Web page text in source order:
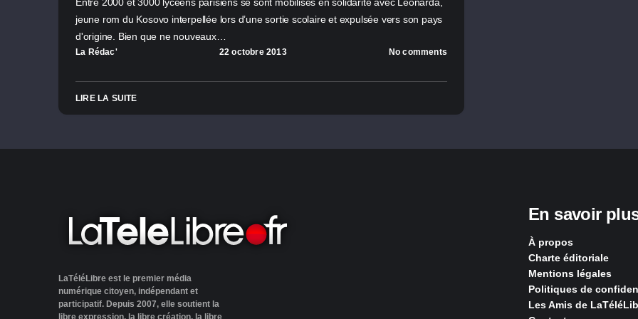
jeune rom du Kosovo interpellée lors d’une sortie scolaire et expulsée vers son pays
d'origine. Bien que ne nouveaux…
La Rédac' 22 octobre 2013 No comments
LIRE LA SUITE
LaTéléLibre est le premier média
numérique citoyen, indépendant et
participatif. Depuis 2007, elle soutient la
En savoir
À propos
Charte éditoriale
Mentions légales
Politiques de
Les Amis de